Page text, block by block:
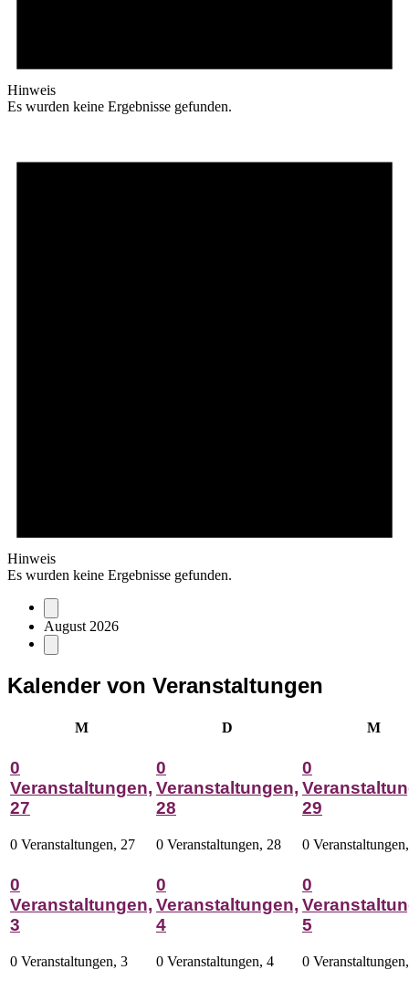
Hinweis
Es wurden keine Ergebnisse gefunden.
Hinweis
Es wurden keine Ergebnisse gefunden.
August 2026
Kalender von Veranstaltungen
MMontag D M
0
Veranstaltungen,
27
0 Veranstaltungen, 27
0
Veranstaltungen,
28
0 Veranstaltungen, 28
0
29
0
0
Veranstaltungen,
3
0 Veranstaltungen, 3
0
Veranstaltungen,
4
0 Veranstaltungen, 4
0
5
0